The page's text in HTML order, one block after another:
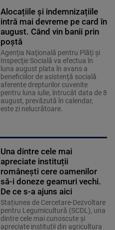
Alocațiile și indemnizațiile
intră mai devreme pe card în
august. Când vin banii prin
poștă
Agenţia Naţională pentru Plăţi şi
Inspecţie Socială va efectua în
luna august plata în avans a
beneficiilor de asistenţă socială
aferente drepturilor cuvenite
pentru luna iulie, întrucât data de 8
august, prevăzută în calendar,
este zi nelucrătoare.
Una dintre cele mai
apreciate instituții
românești cere oamenilor
să-i doneze geamuri vechi.
De ce s-a ajuns aici
Stațiunea de Cercetare-Dezvoltare
pentru Legumicultură (SCDL), una
dintre cele mai cunoscute și
apreciate instituții din agricultura